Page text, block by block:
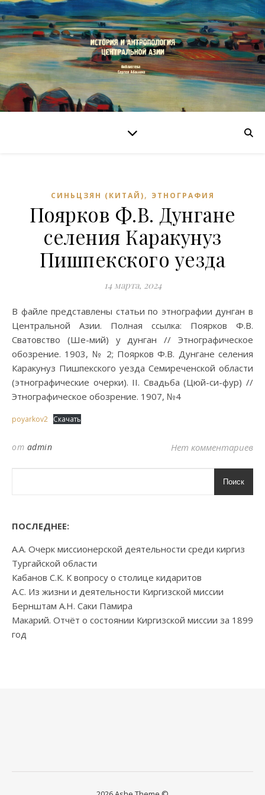
СИНЬЦЗЯН (КИТАЙ), ЭТНОГРАФИЯ
Поярков Ф.В. Дунгане
селения Каракунуз
Пишпекского уезда
14 марта, 2024
В файле представлены статьи по этнографии дунган в
Центральной Азии. Полная ссылка: Поярков Ф.В.
Сватовство (Ше-мий) у дунган // Этнографическое
обозрение. 1903, № 2; Поярков Ф.В. Дунгане селения
Каракунуз Пишпекского уезда Семиреченской области
(этнографические очерки). II. Свадьба (Цюй-си-фур) //
Этнографическое обозрение. 1907, №4
poyarkov2 Скачать
от admin Нет комментариев
Поиск
ПОСЛЕДНЕЕ:
А.А. Очерк миссионерской деятельности среди киргиз
Тургайской области
Кабанов С.К. К вопросу о столице кидаритов
А.С. Из жизни и деятельности Киргизской миссии
Бернштам А.Н. Саки Памира
Макарий. Отчёт о состоянии Киргизской миссии за 1899
год